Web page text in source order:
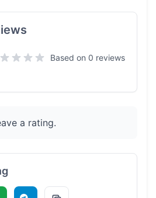
Based on 0 reviews
a rating.